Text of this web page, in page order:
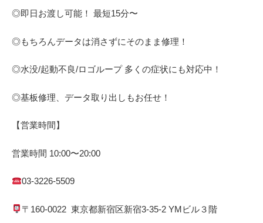
◎即日お渡し可能！ 最短15分〜
◎もちろんデータは消さずにそのまま修理！
◎水没/起動不良/ロゴループ 多くの症状にも対応中！
◎基板修理、データ取り出しもお任せ！
【営業時間】
営業時間 10:00〜20:00
03-3226-5509
〒 160-0022 東京都新宿区新宿3-35-2 YMビル３階